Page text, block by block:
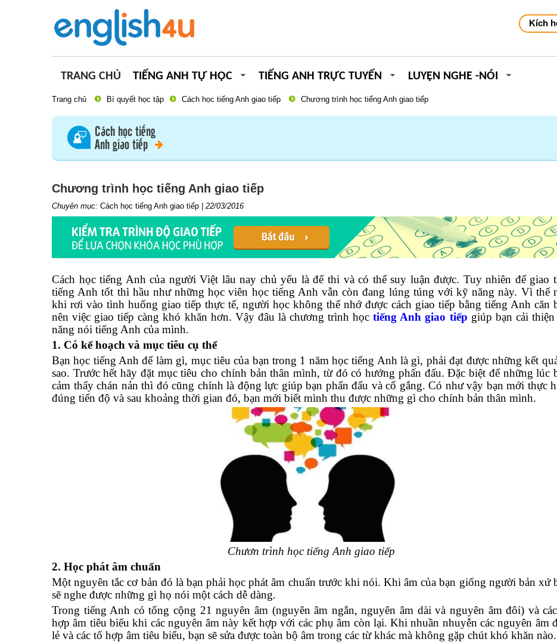
Kích
TRANG CHỦ TIẾNG ANH TỰ HỌC TIẾNG ANH TRỰC TUYẾN LUYỆN NGHE -NÓI
Trang chủ Bí quyết học tập Cách học tiếng Anh giao tiếp Chương trình học tiếng Anh giao tiếp
Cách học tiếng
Anh giao tiếp
Chương trình học tiếng Anh giao tiếp
Chuyên mục: Cách học tiếng Anh giao tiếp 22/03/2016
Cách học tiếng Anh của người Việt lâu nay chủ yếu là để thi và có thể suy luận được. Tuy nhiên để giao
tiếng Anh tốt thì hầu như những học viên học tiếng Anh vẫn còn đang lúng túng với kỹ năng này. Vì thế
khi rơi vào tình huống giao tiếp thực tế, người học không thể nhớ được cách giao tiếp bằng tiếng Anh căn
nên việc giao tiếp càng khó khăn hơn. Vậy đâu là chương trình họctiếng Anh giao tiếp giúp bạn cải
năng nói tiếng Anh của mình.
1. Có kế hoạch và mục tiêu cụ thể
Bạn học tiếng Anh để làm gì, mục tiêu của bạn trong 1 năm học tiếng Anh là gì, phải đạt được những kết
sao. Trước hết hãy đặt mục tiêu cho chính bản thân mình, từ đó có hướng phấn đấu. Đặc biệt để những lúc
cảm thấy chán nản thì đó cũng chính là động lực giúp bạn phấn đấu và cố gắng. Có như vậy bạn mới thực
đúng tiến độ và sau khoảng thời gian đó, bạn mới biết mình thu được những gì cho chính bản thân mình.
Chươn trình học tiếng Anh giao tiếp
2. Học phát âm chuẩn
Một nguyên tắc cơ bản đó là bạn phải học phát âm chuẩn trước khi nói. Khi âm của bạn giống người bản xứ
sẽ nghe được những gì họ nói một cách dễ dàng.
Trong tiếng Anh có tổng cộng 21 nguyên âm (nguyên âm ngắn, nguyên âm dài và nguyên âm đôi) và
hợp âm tiêu biểu khi các nguyên âm này kết hợp với các phụ âm còn lại. Khi nhuần nhuyễn các nguyên âm
lẻ và các tổ hợp âm tiêu biểu, bạn sẽ sửa được toàn bộ âm trong các từ khác mà không gặp chút khó khăn nào.